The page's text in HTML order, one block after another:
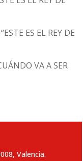
ES EL REY DE
VA A SER
Valencia.